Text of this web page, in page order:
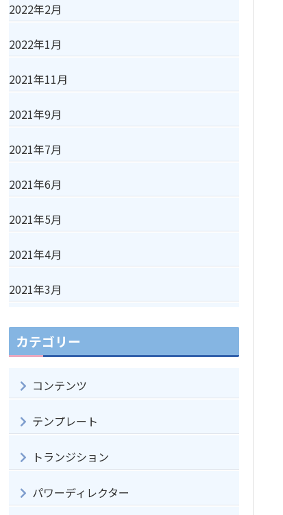
2022年2月
2022年1月
2021年11月
2021年9月
2021年7月
2021年6月
2021年5月
2021年4月
2021年3月
カテゴリー
コンテンツ
テンプレート
トランジション
パワーディレクター